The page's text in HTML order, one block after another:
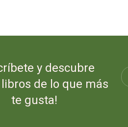
y descubre
de lo que más
te gusta!